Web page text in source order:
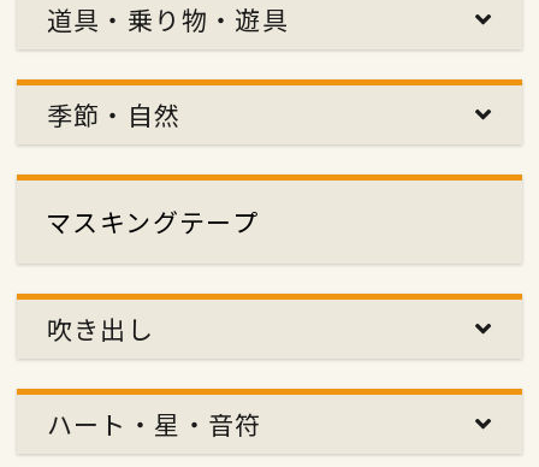
道具・乗り物・遊具
季節・自然
マスキングテープ
吹き出し
ハート・星・音符